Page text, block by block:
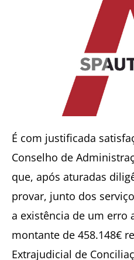
É com justificada
Conselho de
que, após aturadas
provar, junto dos
a existência de um erro
montante de 458.148€
Extrajudicial de